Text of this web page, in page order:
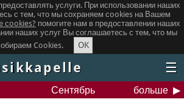
услуги. При использовании наших
с тем, что мы сохраняем сookies на Вашем
сookies? помогите нам в предоставлении наших
наших услуг Вы соглашаетесь с тем, что мы
Cookies.
OK
☰
Сентябрь больше